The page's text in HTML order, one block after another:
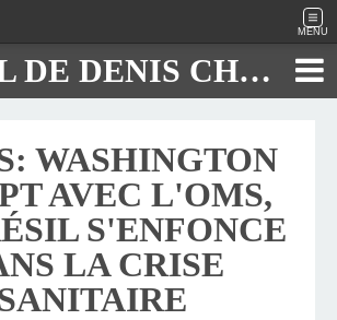
MENU
JOURNAL DE DENIS CHAUTARD
WASHINGTON
AVEC L'OMS,
S'ENFONCE
LA CRISE